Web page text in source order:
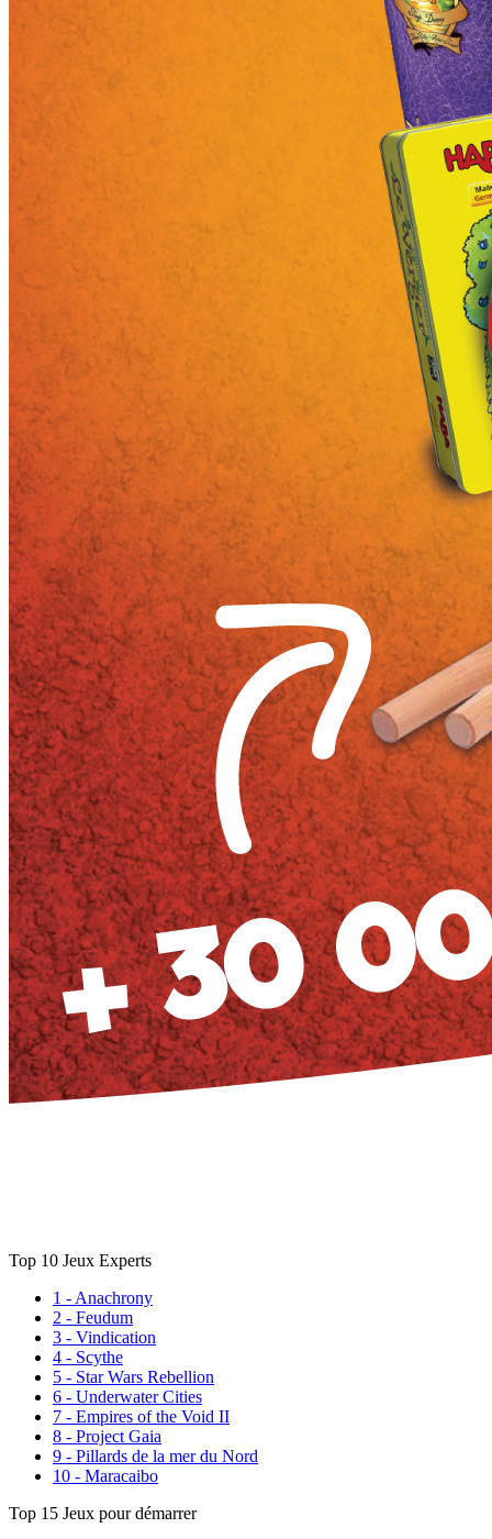
Top 10 Jeux Experts
1 - Anachrony
2 - Feudum
3 - Vindication
4 - Scythe
5 - Star Wars Rebellion
6 - Underwater Cities
7 - Empires of the Void II
8 - Project Gaia
9 - Pillards de la mer du Nord
10 - Maracaibo
Top 15 Jeux pour démarrer